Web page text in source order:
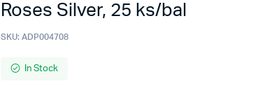
Roses Silver, 25 ks/bal
SKU: ADP004708
In Stock